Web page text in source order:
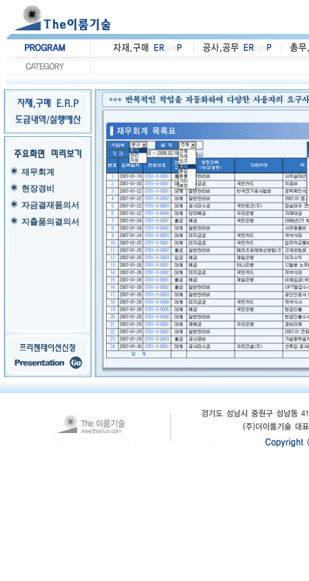
재무회계
현장경비
자금결재품의서
지출품의결의서